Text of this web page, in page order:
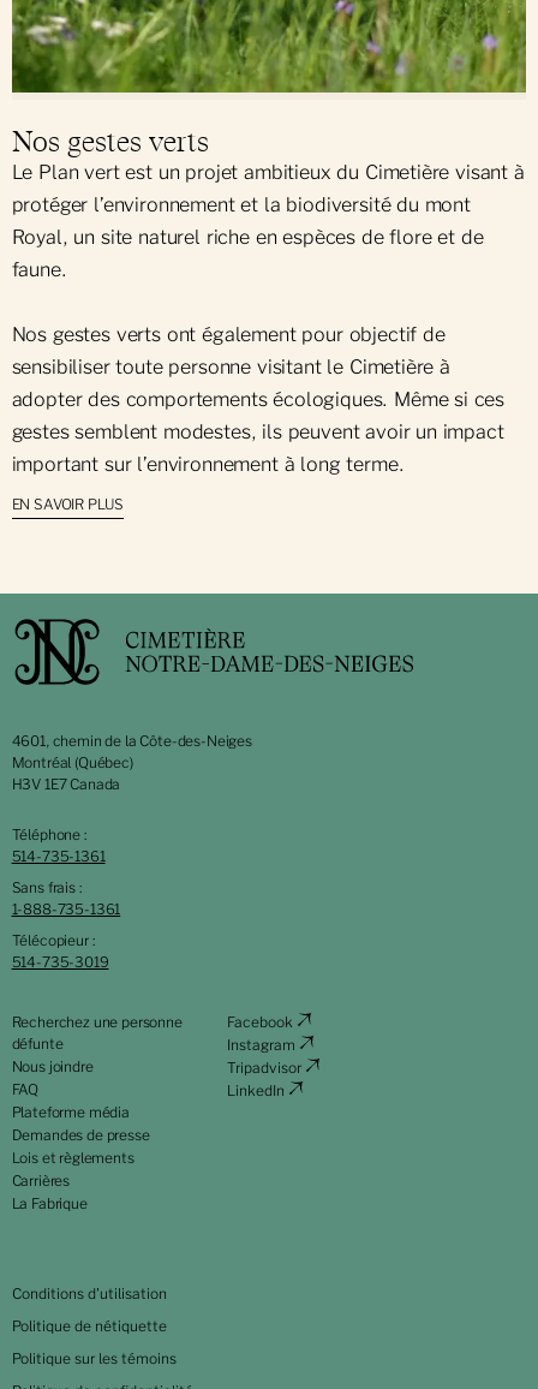
Nos gestes verts
Le Plan vert est un projet ambitieux du Cimetière visant à
protéger l’environnement et la biodiversité du mont
Royal, un site naturel riche en espèces de flore et de
faune.
Nos gestes verts ont également pour objectif de
sensibiliser toute personne visitant le Cimetière à
adopter des comportements écologiques. Même si ces
gestes semblent modestes, ils peuvent avoir un impact
important sur l’environnement à long terme.
EN SAVOIR PLUS
4601, chemin de la Côte-des-Neiges
Montréal (Québec)
H3V 1E7 Canada
Téléphone :
514-735-1361
Sans frais :
1-888-735-1361
Télécopieur :
514-735-3019
Recherchez une personne
défunte
Nous joindre
FAQ
Plateforme média
Demandes de presse
Lois et règlements
Carrières
La Fabrique
Facebook
Instagram
Tripadvisor
LinkedIn
Conditions d'utilisation
Politique de nétiquette
Politique sur les témoins